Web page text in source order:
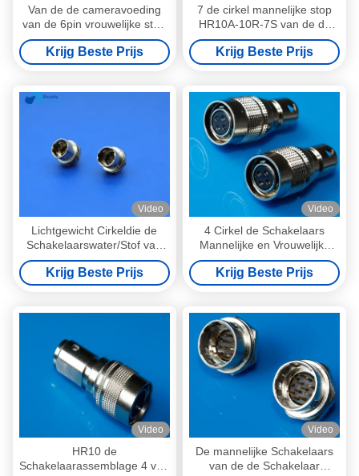
Van de de cameravoeding
van de 6pin vrouwelijke stop
CCD de kabelschakelaar
HR10A-7P-6S
Krijg Beste Prijs
7 de cirkel mannelijke stop
HR10A-10R-7S van de de
schakelaars rechte hoek van
speld
Krijg Beste Prijs
Video
Lichtgewicht Cirkeldie de
Schakelaarswater/Stof van
voor de Industriecamera
wordt beschermd
Krijg Beste Prijs
Video
4 Cirkel de Schakelaars
Mannelijke en Vrouwelijke
Schakelaar van speld voor
Audiotechnica
Krijg Beste Prijs
Video
HR10 de
Schakelaarassemblage 4 van
Video
De mannelijke Schakelaars
van de de Schakelaar